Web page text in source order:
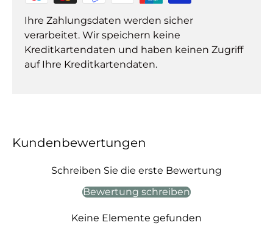
Ihre Zahlungsdaten werden sicher
verarbeitet. Wir speichern keine
Kreditkartendaten und haben keinen Zugriff
auf Ihre Kreditkartendaten.
Kundenbewertungen
Schreiben Sie die erste Bewertung
Bewertung schreiben
Keine Elemente gefunden